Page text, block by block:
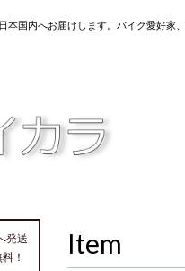
国内へお届けします。バイク愛好家、
Item
発送
！